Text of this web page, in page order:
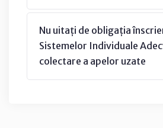
Nu uitați de obligația
Sistemelor Individuale
colectare a apelor uzate